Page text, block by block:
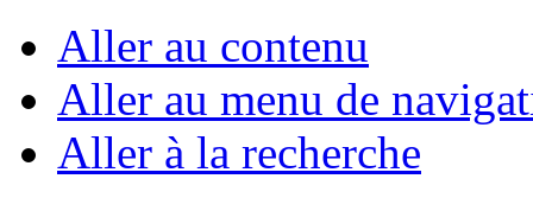
Aller au contenu
Aller au menu de
Aller à la recherche